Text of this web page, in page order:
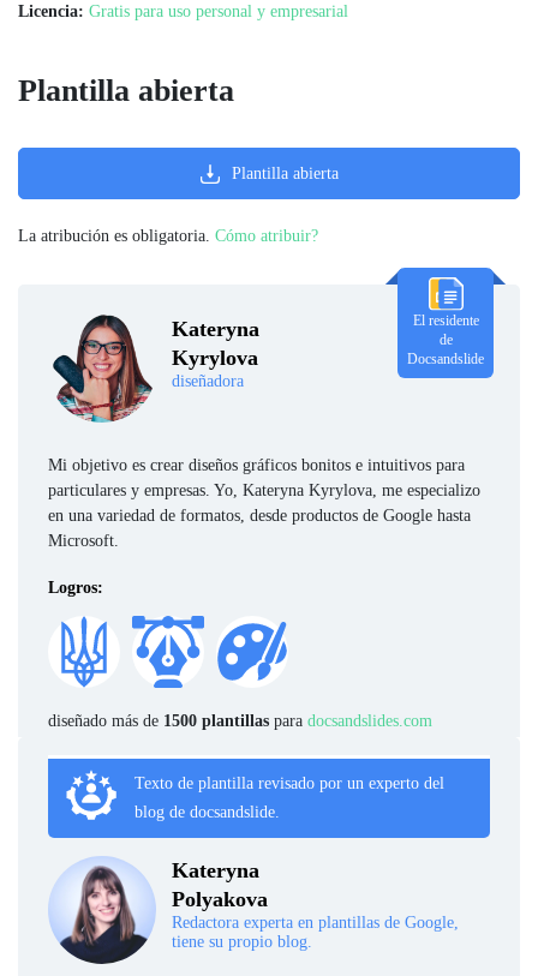
Licencia: Gratis para uso personal y empresarial
Kateryna
Kyrylova
diseñadora
El residente
de
Docsandslide
Mi objetivo es crear diseños gráficos bonitos e intuitivos para
particulares y empresas. Yo, Kateryna Kyrylova, me especializo
en una variedad de formatos, desde productos de Google hasta
Microsoft.
Logros:
diseñado más de 1500 plantillas para docsandslides.com
Texto de plantilla revisado por un experto del
blog de docsandslide.
Kateryna
Polyakova
Redactora experta en plantillas de Google,
tiene su propio blog.
Plantilla abierta
Plantilla abierta
La atribución es obligatoria. Cómo atribuir?